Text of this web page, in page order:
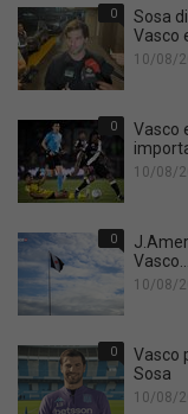
0
Sosa
Vasco
10/08/
0
Vasco
10/08/
0
10/08/
0
Vasco
Sosa
10/08/